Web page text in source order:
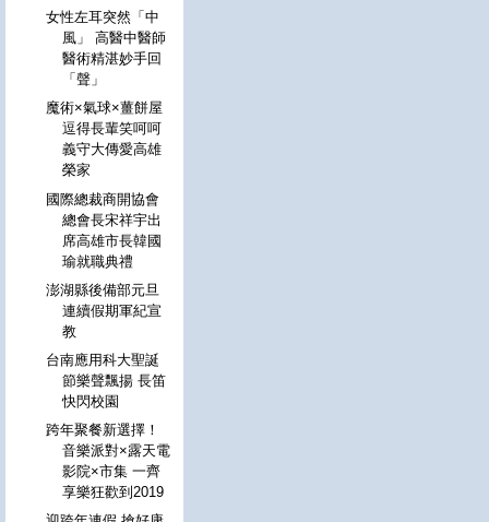
女性左耳突然「中
風」 高醫中醫師
醫術精湛妙手回
「聲」
魔術×氣球×薑餅屋
逗得長輩笑呵呵
義守大傳愛高雄
榮家
國際總裁商開協會
總會長宋祥宇出
席高雄市長韓國
瑜就職典禮
澎湖縣後備部元旦
連續假期軍紀宣
教
台南應用科大聖誕
節樂聲飄揚 長笛
快閃校園
跨年聚餐新選擇！
音樂派對×露天電
影院×市集 一齊
享樂狂歡到2019